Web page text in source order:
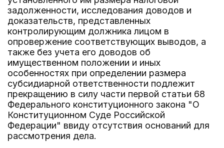
задолженности, исследования доводов и
доказательств, представленных
контролирующим должника лицом в
опровержение соответствующих выводов, а
также без учета его доводов об
имущественном положении и иных
особенностях при определении размера
субсидиарной ответственности подлежит
прекращению в силу части первой статьи 68
Федерального конституционного закона "О
Конституционном Суде Российской
Федерации" ввиду отсутствия оснований для
рассмотрения дела.